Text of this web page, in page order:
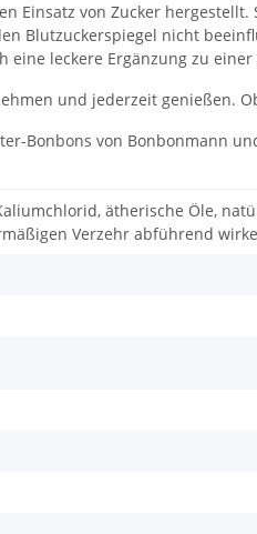
Einsatz von Zucker
Blutzuckerspiegel nicht
eine leckere Ergänzung zu
und jederzeit genießen.
Bonbons von Bonbonmann
ätherische Öle,
Verzehr abführend